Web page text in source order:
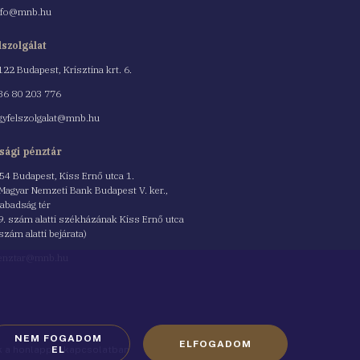
Budapest, Krisztina krt. 6.
80 203 776
pénztár
Budapest, Kiss Ernő utca 1.
Nemzeti Bank Budapest V. ker.,
tér
szám alatti székházának Kiss Ernő utca
alatti bejárata)
a honlappal kapcsolatban
NEM FOGADOM
EL
ELFOGADOM